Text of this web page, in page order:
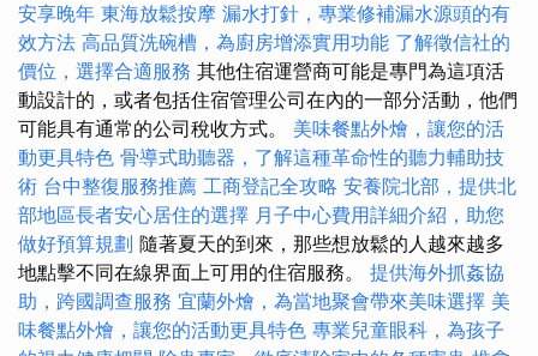
安享晚年 東海放鬆按摩 漏水打針，專業修補漏水源頭的有
效方法 高品質洗碗槽，為廚房增添實用功能 了解徵信社的
價位，選擇合適服務 其他住宿運營商可能是專門為這項活
動設計的，或者包括住宿管理公司在內的一部分活動，他們
可能具有通常的公司稅收方式。 美味餐點外燴，讓您的活
動更具特色 骨導式助聽器，了解這種革命性的聽力輔助技
術 台中整復服務推薦 工商登記全攻略 安養院北部，提供北
部地區長者安心居住的選擇 月子中心費用詳細介紹，助您
做好預算規劃 隨著夏天的到來，那些想放鬆的人越來越多
地點擊不同在線界面上可用的住宿服務。 提供海外抓姦協
助，跨國調查服務 宜蘭外燴，為當地聚會帶來美味選擇 美
味餐點外燴，讓您的活動更具特色 專業兒童眼科，為孩子